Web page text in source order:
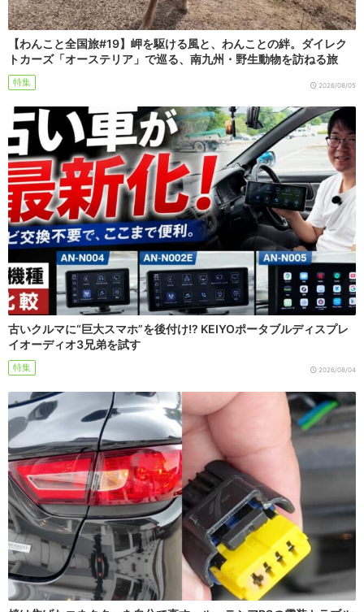
【わんこと全国旅#19】岬を駆ける風と、わんことの絆。ダイレク
トカーズ「オーステリア」で巡る、南九州・野生動物を訪ねる旅
特集 2026/08/05
古いクルマに“巨大スマホ”を後付け!? KEIYOポータブルディスプレ
イオーディオ3兄弟を試す
特集 2026/08/04